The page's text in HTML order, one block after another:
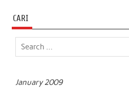
CARI
January 2009